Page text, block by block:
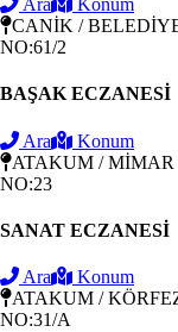
Ara
Konum
CANİK /
NO:61/2
BAŞAK ECZANESİ
Ara
Konum
ATAKUM /
NO:23
SANAT ECZANESİ
Ara
Konum
ATAKUM /
NO:31/A